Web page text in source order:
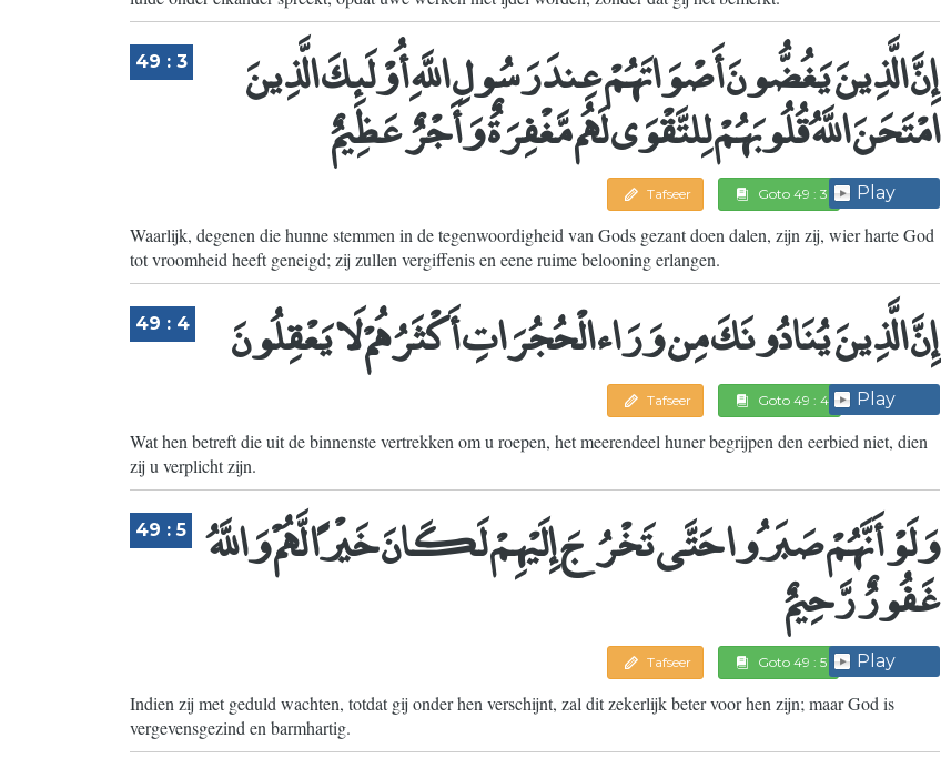
49 : 3 إِنَّ الَّذِينَ يَغُضُّونَ أَصْوَاتَهُمْ عِندَ رَسُولِ اللَّهِ أُوْلَئِكَ الَّذِينَ
امْتَحَنَ اللَّهُ قُلُوبَهُمْ لِلتَّقْوَى لَهُم مَّغْفِرَةٌ وَأَجْرٌ عَظِيمٌ
Tafseer Goto 49 : 3 Play
Waarlijk, degenen die hunne stemmen in de tegenwoordigheid van Gods gezant doen dalen, zijn zij, wier harte God
tot vroomheid heeft geneigd; zij zullen vergiffenis en eene ruime belooning erlangen.
49 : 4 إِنَّ الَّذِينَ يُنَادُونَكَ مِن وَرَاء الْحُجُرَاتِ أَكْثَرُهُمْ لَا يَعْقِلُونَ
Tafseer Goto 49 : 4 Play
Wat hen betreft die uit de binnenste vertrekken om u roepen, het meerendeel huner begrijpen den eerbied niet, dien
zij u verplicht zijn.
49 : 5 وَلَوْ أَنَّهُمْ صَبَرُوا حَتَّى تَخْرُجَ إِلَيْهِمْ لَكَانَ خَيْرًا لَّهُمْ وَاللَّهُ
غَفُورٌ رَّحِيمٌ
Tafseer Goto 49 : 5 Play
Indien zij met geduld wachten, totdat gij onder hen verschijnt, zal dit zekerlijk beter voor hen zijn; maar God is
vergevensgezind en barmhartig.